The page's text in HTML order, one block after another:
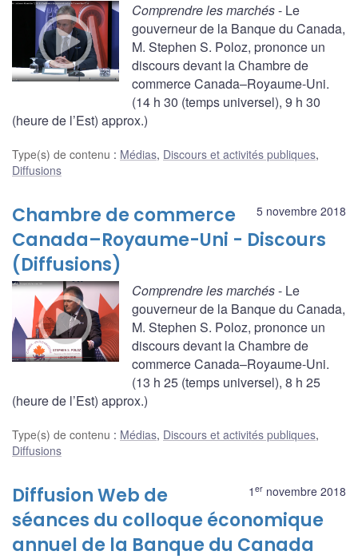
Comprendre les marchés- Le
gouverneur de la Banque du Canada,
M. Stephen S. Poloz, prononce un
discours devant la Chambre de
commerce Canada–Royaume-Uni.
(14 h 30 (temps universel), 9 h 30
(heure de l’Est) approx.)
Type(s) de contenu : Médias, Discours et activités publiques,
Diffusions
5 novembre 2018
Chambre de commerce
Canada–Royaume-Uni - Discours
(Diffusions)
Comprendre les marchés- Le
gouverneur de la Banque du Canada,
M. Stephen S. Poloz, prononce un
discours devant la Chambre de
commerce Canada–Royaume-Uni.
(13 h 25 (temps universel), 8 h 25
(heure de l’Est) approx.)
Type(s) de contenu : Médias, Discours et activités publiques,
Diffusions
1 er novembre 2018
Diffusion Web de
séances du colloque économique
annuel de la Banque du Canada